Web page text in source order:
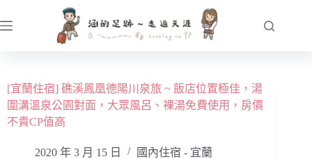
至
容[宜蘭住宿] 礁溪鳳凰德陽川泉旅 ~ 飯店位置極佳，湯
圍溝溫泉公園對面，大眾風呂、裸湯免費使用，房價
不貴CP值高
2020 年 3 月 15 日 國內住宿 - 宜蘭